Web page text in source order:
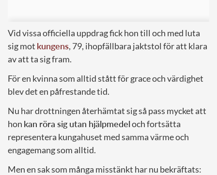
Vid vissa officiella uppdrag fick hon till och med luta
sig mot kungens, 79, ihopfällbara jaktstol för att klara
av att ta sig fram.
För en kvinna som alltid stått för grace och värdighet
blev det en påfrestande tid.
Nu har drottningen återhämtat sig så pass mycket att
hon kan röra sig utan hjälpmedeloch fortsätta
representera kungahuset med samma värme och
engagemang som alltid.
Men en sak som många misstänkt har nu bekräftats: